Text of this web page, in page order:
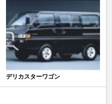
デリカスターワゴン